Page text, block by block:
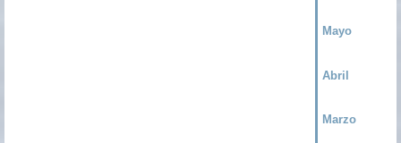
Mayo
Abril
Marzo